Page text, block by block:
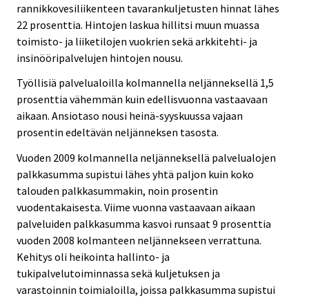
rannikkovesiliikenteen tavarankuljetusten hinnat lähes
22 prosenttia. Hintojen laskua hillitsi muun muassa
toimisto- ja liiketilojen vuokrien sekä arkkitehti- ja
insinööripalvelujen hintojen nousu.
Työllisiä palvelualoilla kolmannella neljänneksellä 1,5
prosenttia vähemmän kuin edellisvuonna vastaavaan
aikaan. Ansiotaso nousi heinä-syyskuussa vajaan
prosentin edeltävän neljänneksen tasosta.
Vuoden 2009 kolmannella neljänneksellä palvelualojen
palkkasumma supistui lähes yhtä paljon kuin koko
talouden palkkasummakin, noin prosentin
vuodentakaisesta. Viime vuonna vastaavaan aikaan
palveluiden palkkasumma kasvoi runsaat 9 prosenttia
vuoden 2008 kolmanteen neljännekseen verrattuna.
Kehitys oli heikointa hallinto- ja
tukipalvelutoiminnassa sekä kuljetuksen ja
varastoinnin toimialoilla, joissa palkkasumma supistui